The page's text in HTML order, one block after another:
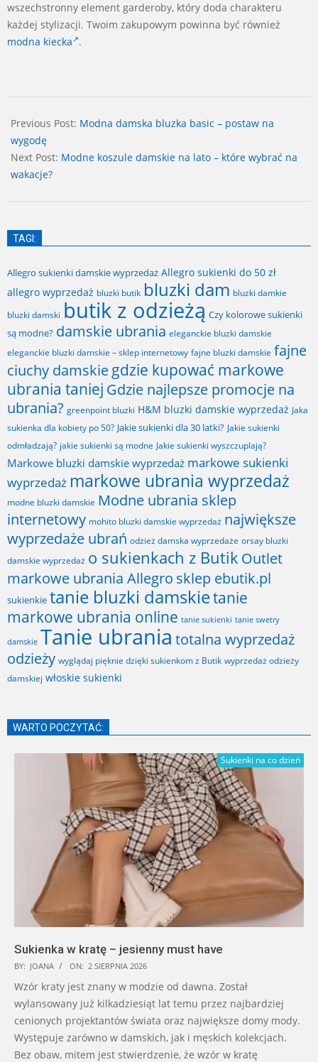
wszechstronny element garderoby, który doda charakteru
każdej stylizacji. Twoim zakupowym powinna być również
modna kiecka .
07-
13
Previous Post: Modna damska bluzka basic – postaw na
wygodę
Next Post: Modne koszule damskie na lato – które wybrać na
wakacje?
TAGI:
Allegro sukienki damskie wyprzedaż Allegro sukienki do 50 zł
allegro wyprzedaż bluzki butik bluzki dam bluzki damkie
bluzki damski butik z odzieżą Czy kolorowe sukienki
są modne? damskie ubrania eleganckie bluzki damskie
eleganckie bluzki damskie – sklep internetowy fajne bluzki damskie fajne
ciuchy damskiegdzie kupować markowe
ubrania taniej Gdzie najlepsze promocje na
ubrania? greenpoint bluzki H&M bluzki damskie wyprzedaż Jaka
sukienka dla kobiety po 50? Jakie sukienki dla 30 latki? Jakie sukienki
odmładzają? jakie sukienki są modne Jakie sukienki wyszczuplają?
Markowe bluzki damskie wyprzedaż markowe sukienki
wyprzedaż markowe ubrania wyprzedaż
modne bluzki damskie Modne ubrania sklep
internetowy mohito bluzki damskie wyprzedaż największe
wyprzedaże ubrań odzież damska wyprzedaże orsay bluzki
damskie wyprzedaż o sukienkach z Butik Outlet
markowe ubrania Allegro sklep ebutik.pl
sukienkie tanie bluzki damskietanie
markowe ubrania online tanie sukienki tanie swetry
damskie Tanie ubrania totalna wyprzedaż
odzieży wyglądaj pięknie dzięki sukienkom z Butik wyprzedaż odzieży
damskiej włoskie sukienki
WARTO POCZYTAĆ:
Sukienki na co dzień
Sukienka w kratę – jesienny must have
BY: JOANA ON: 2 SIERPNIA 2026
Wzór kraty jest znany w modzie od dawna. Został
wylansowany już kilkadziesiąt lat temu przez najbardziej
cenionych projektantów świata oraz największe domy mody.
Występuje zarówno w damskich, jak i męskich kolekcjach.
Bez obaw, mitem jest stwierdzenie, że wzór w kratę